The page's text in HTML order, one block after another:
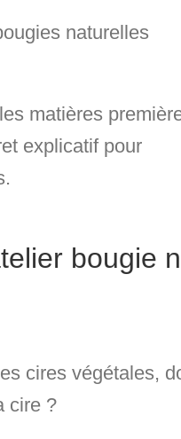
naturelles
matières
explicatif pour
bougie
cires végétales,
cire ?